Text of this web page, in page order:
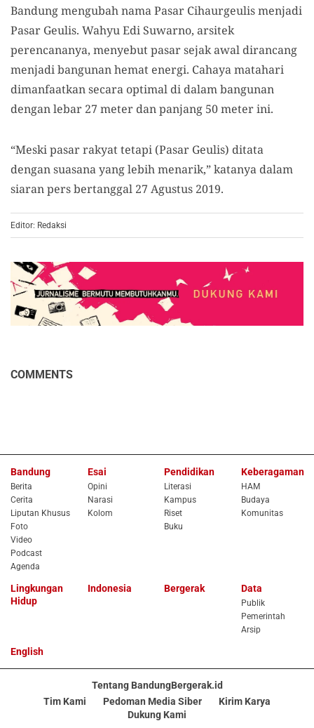
Bandung mengubah nama Pasar Cihaurgeulis menjadi
Pasar Geulis. Wahyu Edi Suwarno, arsitek
perencananya, menyebut pasar sejak awal dirancang
menjadi bangunan hemat energi. Cahaya matahari
dimanfaatkan secara optimal di dalam bangunan
dengan lebar 27 meter dan panjang 50 meter ini.
“Meski pasar rakyat tetapi (Pasar Geulis) ditata
dengan suasana yang lebih menarik,” katanya dalam
siaran pers bertanggal 27 Agustus 2019.
Editor: Redaksi
COMMENTS
Bandung
Berita
Cerita
Liputan Khusus
Foto
Video
Podcast
Agenda
Esai
Opini
Narasi
Kolom
Pendidikan
Literasi
Kampus
Riset
Buku
Keberagaman
HAM
Budaya
Komunitas
Lingkungan
Hidup
Indonesia Bergerak Data
Publik
Pemerintah
Arsip
English
Tentang BandungBergerak.id
Tim Kami
Pedoman Media Siber
Kirim Karya
Dukung Kami